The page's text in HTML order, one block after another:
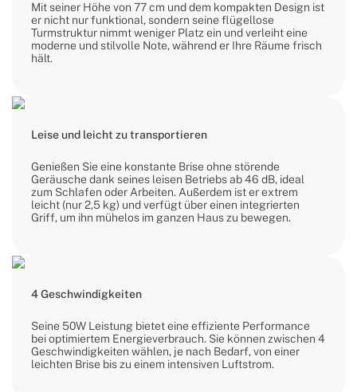
Mit seiner Höhe von 77 cm und dem kompakten Design ist
er nicht nur funktional, sondern seine flügellose
Turmstruktur nimmt weniger Platz ein und verleiht eine
moderne und stilvolle Note, während er Ihre Räume frisch
hält.
Leise und leicht zu transportieren
Genießen Sie eine konstante Brise ohne störende
Geräusche dank seines leisen Betriebs ab 46 dB, ideal
zum Schlafen oder Arbeiten. Außerdem ist er extrem
leicht (nur 2,5 kg) und verfügt über einen integrierten
Griff, um ihn mühelos im ganzen Haus zu bewegen.
4 Geschwindigkeiten
Seine 50W Leistung bietet eine effiziente Performance
bei optimiertem Energieverbrauch. Sie können zwischen 4
Geschwindigkeiten wählen, je nach Bedarf, von einer
leichten Brise bis zu einem intensiven Luftstrom.